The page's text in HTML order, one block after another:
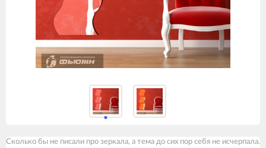
Сколько бы не писали про зеркала, а тема до сих пор себя не исчерпала.